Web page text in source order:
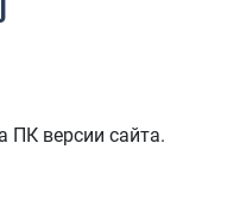
ПК версии сайта.